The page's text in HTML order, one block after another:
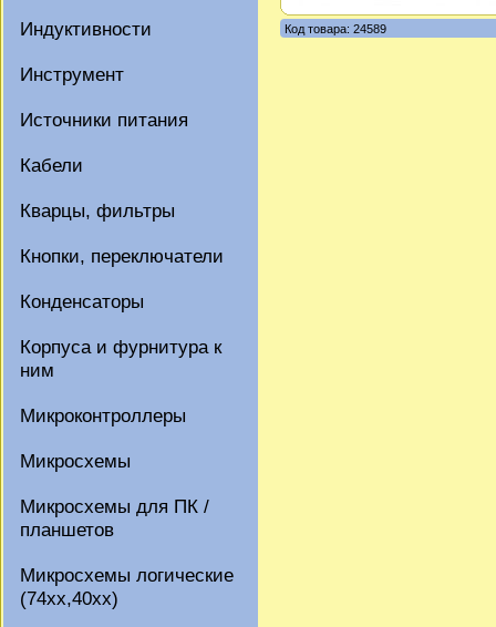
Индуктивности
Инструмент
Источники питания
Кабели
Кварцы, фильтры
Кнопки, переключатели
Конденсаторы
Корпуса и фурнитура к
ним
Микроконтроллеры
Микросхемы
Микросхемы для ПК /
планшетов
Микросхемы логические
(74xx,40xx)
Код товара: 24589